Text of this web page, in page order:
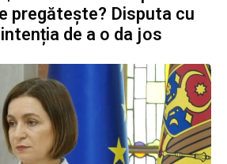
pregătește? Disputa cu
de a o da jos